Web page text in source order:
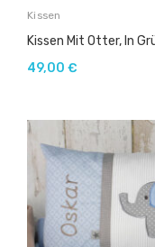
Kissen
Kissen Mit Otter, In
49,00 €